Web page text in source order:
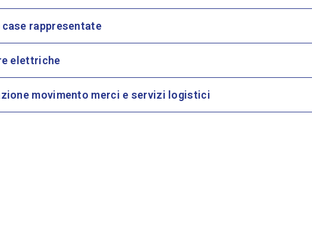
case rappresentate
elettriche
movimento merci e servizi logistici